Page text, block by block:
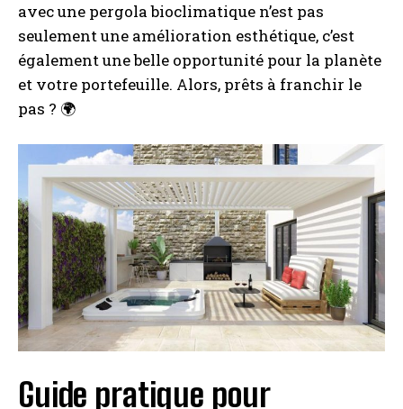
avec une pergola bioclimatique n’est pas
seulement une amélioration esthétique, c’est
également une belle opportunité pour la planète
et votre portefeuille. Alors, prêts à franchir le
pas ? 🌍
Guide pratique pour